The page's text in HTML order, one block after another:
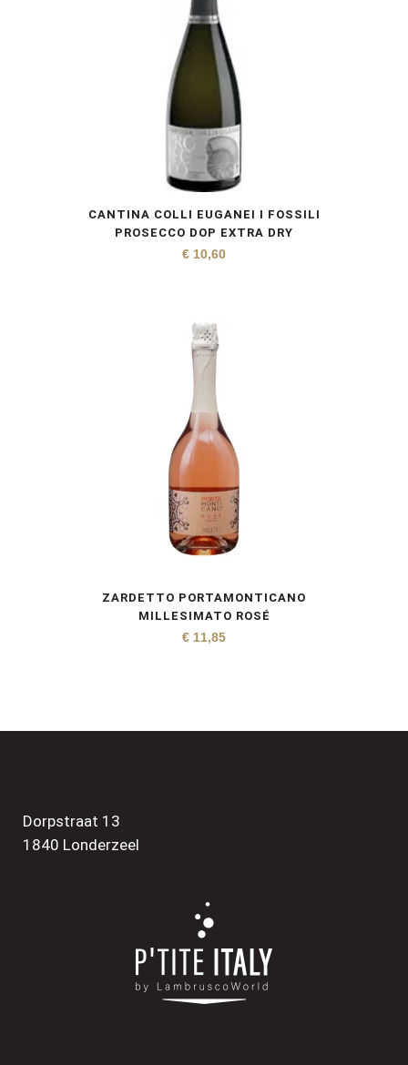
CANTINA COLLI EUGANEI I FOSSILI
PROSECCO DOP EXTRA DRY
€ 10,60
ZARDETTO PORTAMONTICANO
MILLESIMATO ROSÉ
€ 11,85
Dorpstraat 13
1840 Londerzeel